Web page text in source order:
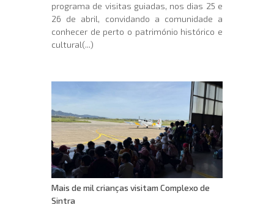
programa de visitas guiadas, nos dias 25 e
26 de abril, convidando a comunidade a
conhecer de perto o património histórico e
cultural(...)
Mais de mil crianças visitam Complexo de
Sintra